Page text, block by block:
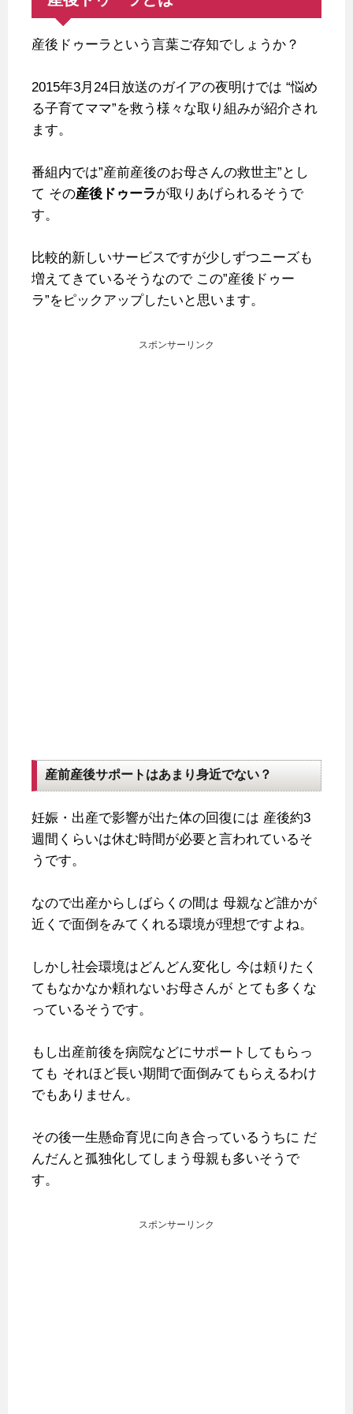
産後ドゥーラという言葉ご存知でしょうか？
2015年3月24日放送のガイアの夜明けでは “悩め
る子育てママ”を救う様々な取り組みが紹介され
ます。
番組内では”産前産後のお母さんの救世主”とし
て その産後ドゥーラが取りあげられるそうで
す。
比較的新しいサービスですが少しずつニーズも
増えてきているそうなのでこの”産後ドゥー
ラ”をピックアップしたいと思います。
スポンサーリンク
産前産後サポートはあまり身近でない？
妊娠・出産で影響が出た体の回復には 産後約3
週間くらいは休む時間が必要と言われているそ
うです。
なので出産からしばらくの間は 母親など誰かが
近くで面倒をみてくれる環境が理想ですよね。
しかし社会環境はどんどん変化し 今は頼りたく
てもなかなか頼れないお母さんが とても多くな
っているそうです。
もし出産前後を病院などにサポートしてもらっ
ても それほど長い期間で面倒みてもらえるわけ
でもありません。
その後一生懸命育児に向き合っているうちに だ
んだんと孤独化してしまう母親も多いそうで
す。
スポンサーリンク